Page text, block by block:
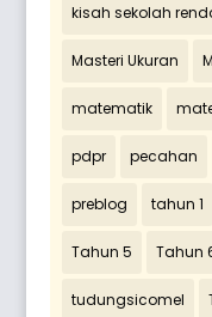
kisah sekolah
Masteri Ukuran
matematik
pdpr pecahan
preblog tahun 1
Tahun 5 Tahun
tudungsicomel